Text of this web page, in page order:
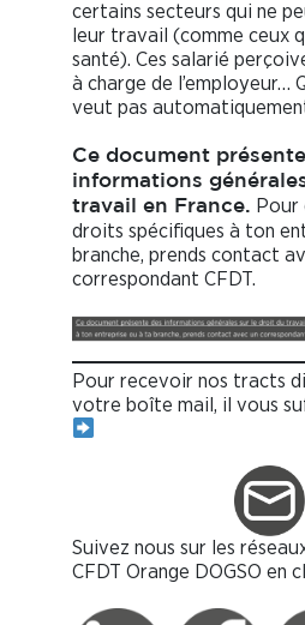
certains secteurs qui ne
leur travail (comme ceux
santé). Ces salarié
à charge de l’employeur…
veut pas
Ce document
informations
travail en France. Pour
droits spécifiques à ton
branche, prends contact
correspondant CFDT.
Pour recevoir nos tracts
votre boîte mail, il vous
Suivez nous sur les
CFDT Orange DOGSO en